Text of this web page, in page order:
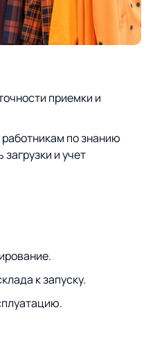
Партнеры
Логистический
консалтинг
AXELOT AI
Облачные сервисы
СМИ о нас
приемки и
по знанию
и учет
к запуску.